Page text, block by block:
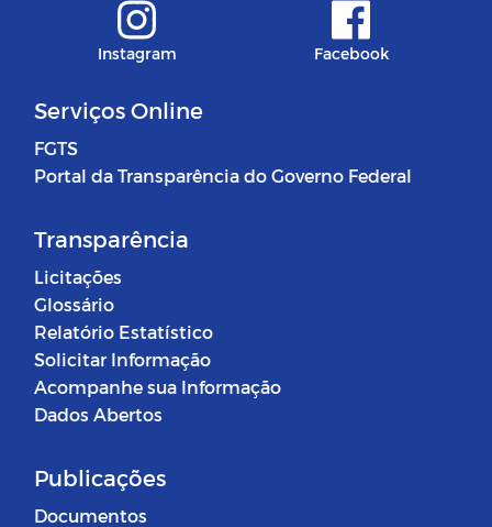
Instagram Facebook
Serviços Online
FGTS
Portal da Transparência do Governo Federal
Transparência
Licitações
Glossário
Relatório Estatístico
Solicitar Informação
Acompanhe sua Informação
Dados Abertos
Publicações
Documentos